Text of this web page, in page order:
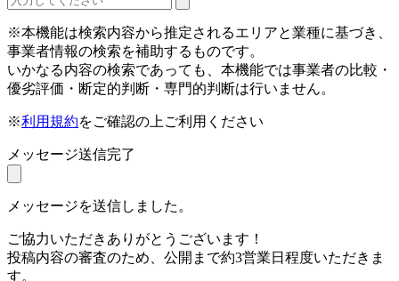
※本機能は検索内容から推定されるエリアと業種に基づき、
事業者情報の検索を補助するものです。
いかなる内容の検索であっても、本機能では事業者の比較・
優劣評価・断定的判断・専門的判断は行いません。
※利用規約をご確認の上ご利用ください
メッセージ送信完了
メッセージを送信しました。
ご協力いただきありがとうございます！
投稿内容の審査のため、公開まで約3営業日程度いただきま
す。